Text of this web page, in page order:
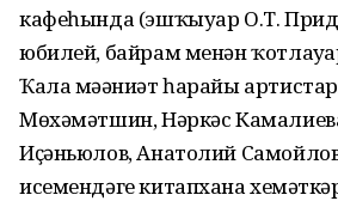
кафеһында (эшҡыуар О.Т.
юбилей, байрам менән
Ҡала мәҙәниәт һарайы
Мөхәмәтшин, Нәркәс
Иҫәньюлов, Анатолий
исемендәге китапхана